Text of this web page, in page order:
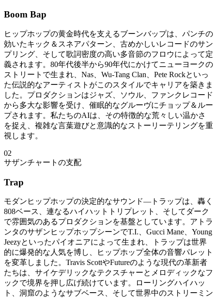
Boom Bap
ヒップホップの黄金時代を支えるブーンバップは、パンチの
効いたキック＆スネアパターン、古めかしいレコードのサン
プリング、そして歌詞密度の高い多音節のフロウによって定
義されます。80年代後半から90年代にかけてニューヨークの
ストリートで生まれ、Nas、Wu-Tang Clan、Pete Rockといっ
た伝説的なアーティストがこのスタイルでキャリアを築きま
した。プロダクションはジャズ、ソウル、ファンクレコード
から多大な影響を受け、催眠的なグルーヴにチョップ＆ルー
プされます。私たちのAIは、その特徴的な荒々しい温かさ
を捉え、複雑な言葉遊びと意識的なストーリーテリングを重
視します。
02
サザンチャートの支配
Trap
モダンヒップホップの決定的なサウンド—トラップは、轟く
808ベース、連なるハイハットトリプレット、そしてダーク
で雰囲気のあるプロダクションを基盤としています。アトラ
ンタのサザンヒップホップシーンでT.I.、Gucci Mane、Young
Jeezyといったパイオニアによって生まれ、トラップは世界
的に爆発的な人気を博し、ヒップホップ全体の音響パレット
を変革しました。Travis ScottやFutureのような現代の革新者
たちは、サイケデリックなテクスチャーとメロディックなフ
ックで境界を押し広げ続けています。ローリングハイハッ
ト、洞窟のようなサブベース、そして世界中のストリーミン